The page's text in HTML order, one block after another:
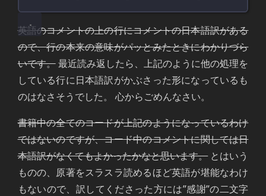
英語のコメントの上の行にコメントの日本語訳がある
ので、行の本来の意味がパッとみたときにわかりづら
いです。最近読み返したら、上記のように他の処理を
している行に日本語訳がかぶさった形になっているも
のはなさそうでした。 心からごめんなさい。
書籍中の全てのコードが上記のようになっているわけ
ではないのですが、コード中のコメントに関しては日
本語訳がなくてもよかったかなと思います。とはいう
ものの、原著をスラスラ読めるほど英語が堪能なわけ
もないので、訳してくださった方には”感謝”の二文字